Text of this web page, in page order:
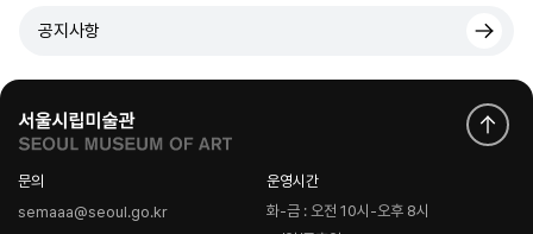
공지사항
문의
semaaa@seoul.go.kr
운영시간
화-금 : 오전 10시-오후 8시